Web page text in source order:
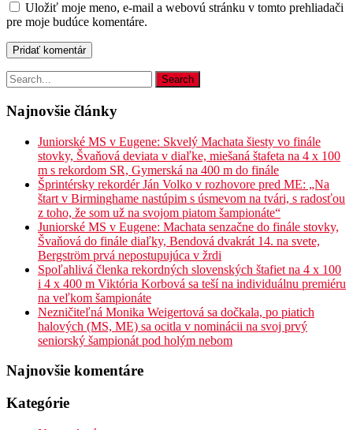
Uložiť moje meno, e-mail a webovú stránku v tomto prehliadači
pre moje budúce komentáre.
Najnovšie články
Juniorské MS v Eugene: Skvelý Machata šiesty vo finále
stovky, Švaňová deviata v diaľke, miešaná štafeta na 4 x 100
m s rekordom SR, Gymerská na 400 m do finále
Šprintérsky rekordér Ján Volko v rozhovore pred ME: „Na
štart v Birminghame nastúpim s úsmevom na tvári, s radosťou
z toho, že som už na svojom piatom šampionáte“
Juniorské MS v Eugene: Machata senzačne do finále stovky,
Švaňová do finále diaľky, Bendová dvakrát 14. na svete,
Bergström prvá nepostupujúca v žrdi
Spoľahlivá členka rekordných slovenských štafiet na 4 x 100
i 4 x 400 m Viktória Korbová sa teší na individuálnu premiéru
na veľkom šampionáte
Nezničiteľná Monika Weigertová sa dočkala, po piatich
halových (MS, ME) sa ocitla v nominácii na svoj prvý
seniorský šampionát pod holým nebom
Najnovšie komentáre
Kategórie